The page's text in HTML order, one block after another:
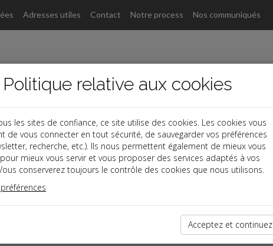
Adresses utiles Contact Notre process Nos communiqués
dépêches
Politique relative aux cookies
les sites de confiance, ce site utilise des cookies. Les cookies vous
de vous connecter en tout sécurité, de sauvegarder vos préférences
recherche, etc.). Ils nous permettent également de mieux vous
mieux vous servir et vous proposer des services adaptés à vos
conserverez toujours le contrôle des cookies que nous utilisons.
Acceptez et continuez